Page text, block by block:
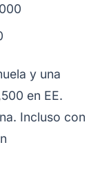
y una
en EE.
Incluso con